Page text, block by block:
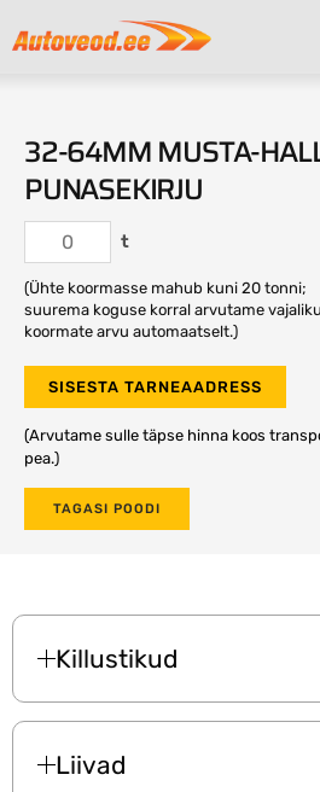
32-64MM MUSTA-
PUNASEKIRJU
t
(Ühte koormasse mahub kuni 20 tonni;
suurema koguse korral arvutame vajaliku
koormate arvu automaatselt.)
SISESTA TARNEAADRESS
(Arvutame sulle täpse hinna koos
pea.)
TAGASI POODI
Killustikud
Liivad